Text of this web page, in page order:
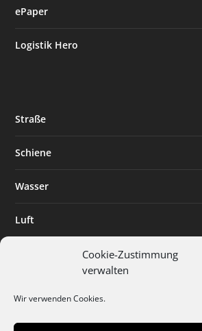
Cookie-Zustimmung
verwalten
Wir verwenden Cookies.
ePaper
Logistik Hero
Straße
Schiene
Wasser
Luft
Digitalisierung